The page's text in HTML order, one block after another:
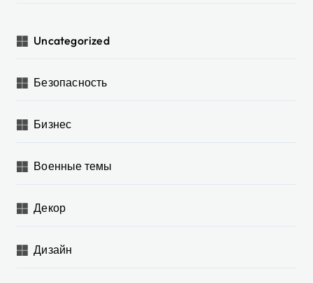
Uncategorized
Безопасность
Бизнес
Военные темы
Декор
Дизайн